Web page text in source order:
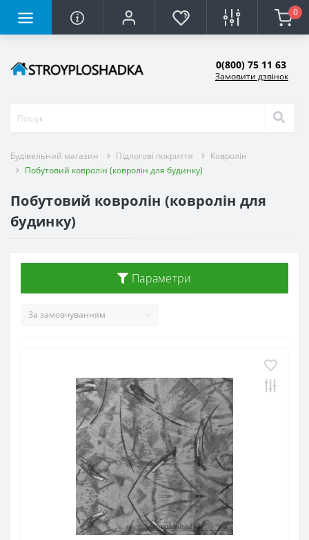
0
0(800) 75 11 63
Замовити дзвінок
Будівельний магазин Підлогові покриття
Ковролін
Побутовий ковролін (ковролін для будинку)
Побутовий ковролін (ковролін для
будинку)
Параметри